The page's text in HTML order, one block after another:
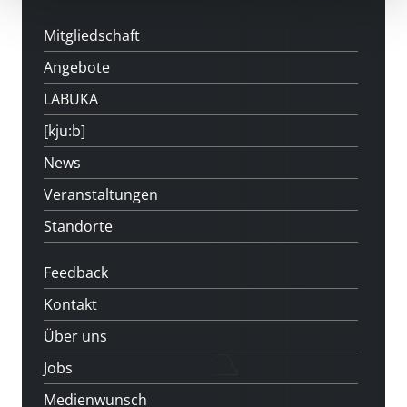
Mitgliedschaft
Angebote
LABUKA
[kju:b]
News
Veranstaltungen
Standorte
Feedback
Kontakt
Über uns
Jobs
Medienwunsch